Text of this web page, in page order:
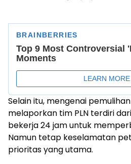
Selain itu, mengenai
melaporkan tim PLN terdiri
bekerja 24 jam untuk
Namun tetap keselamatan
prioritas yang utama.